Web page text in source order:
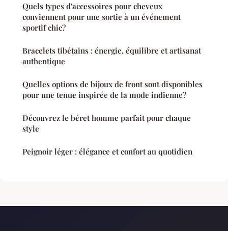
Quels types d'accessoires pour cheveux
conviennent pour une sortie à un événement
sportif chic?
Bracelets tibétains : énergie, équilibre et artisanat
authentique
Quelles options de bijoux de front sont disponibles
pour une tenue inspirée de la mode indienne?
Découvrez le béret homme parfait pour chaque
style
Peignoir léger : élégance et confort au quotidien